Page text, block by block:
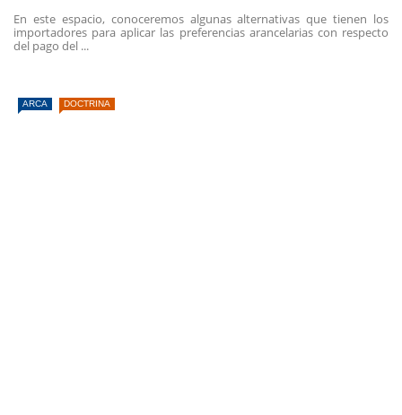
En este espacio, conoceremos algunas alternativas que tienen los
importadores para aplicar las preferencias arancelarias con respecto
del pago del ...
ARCA DOCTRINA